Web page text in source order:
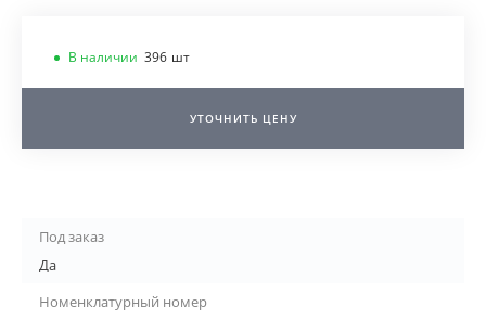
В наличии 396 шт
УТОЧНИТЬ ЦЕНУ
Под заказ
Да
Номенклатурный номер